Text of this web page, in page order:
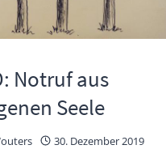
Notruf aus
Seele
30. Dezember 2019